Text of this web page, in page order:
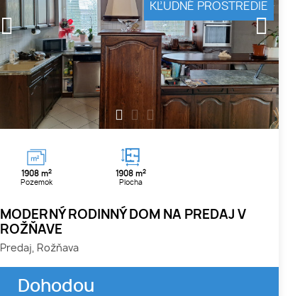
1908 m2
Pozemok
1908 m2
Plocha
MODERNÝ RODINNÝ DOM NA PREDAJ V
ROŽŇAVE
Predaj, Rožňava
Dohodou
KĽUDNÉ PROSTREDIE